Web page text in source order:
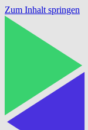
Zum Inhalt springen